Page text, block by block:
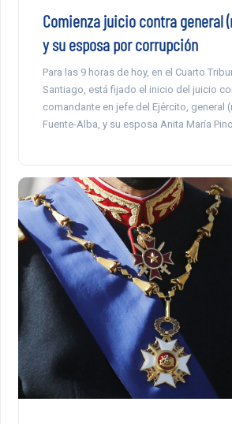
Comienza juicio contra general
y su esposa por corrupción
Para las 9 horas de hoy, en el Cuarto
Santiago, está fijado el inicio del juicio
comandante en jefe del Ejército, general
Fuente-Alba, y su esposa Anita María